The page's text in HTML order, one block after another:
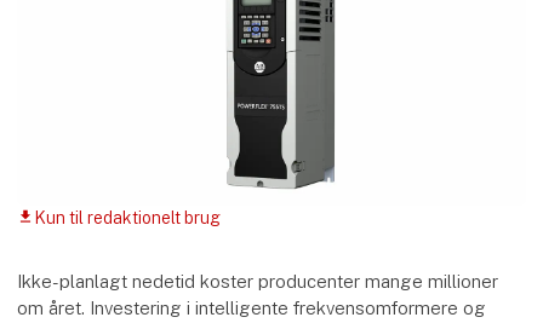
download Kun til redaktionelt brug
Ikke-planlagt nedetid koster producenter mange millioner
om året. Investering i intelligente frekvensomformere og